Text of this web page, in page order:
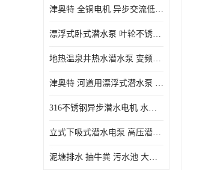
津奥特 全铜电机 异步交流低压潜水电机 运行稳定售后质保 致电咨询
漂浮式卧式潜水泵 叶轮不锈钢材质 大流量 变频抽水泵 厂家质保售后
地热温泉井热水潜水泵 变频不锈钢 130直径油泵 高温深井泵 津奥特
津奥特 河道用漂浮式潜水泵 不锈钢泵轴 大口径大流量 产品可定制
316不锈钢异步潜水电机 水冷式 可连续运行 定制功率电压 奥特泵业
立式下吸式潜水电泵 高压潜水排沙泵 大功率 深水施工作业 型号可定制
泥塘排水 抽牛粪 污水池 大口径潜水螺旋离心泵 材质特征 奥特泵业